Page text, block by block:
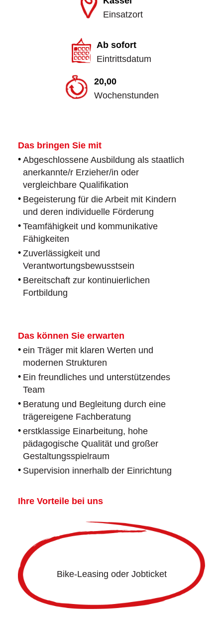
Einsatzort
Ab sofort
Eintrittsdatum
20,00
Wochenstunden
Das bringen Sie mit
Abgeschlossene Ausbildung als staatlich
anerkannte/r Erzieher/in oder
vergleichbare Qualifikation
Begeisterung für die Arbeit mit Kindern
und deren individuelle Förderung
Teamfähigkeit und kommunikative
Fähigkeiten
Zuverlässigkeit und
Verantwortungsbewusstsein
Bereitschaft zur kontinuierlichen
Fortbildung
Das können Sie erwarten
ein Träger mit klaren Werten und
modernen Strukturen
Ein freundliches und unterstützendes
Team
Beratung und Begleitung durch eine
trägereigene Fachberatung
erstklassige Einarbeitung, hohe
pädagogische Qualität und großer
Gestaltungsspielraum
Supervision innerhalb der Einrichtung
Ihre Vorteile bei uns
Bike-Leasing oder Jobticket